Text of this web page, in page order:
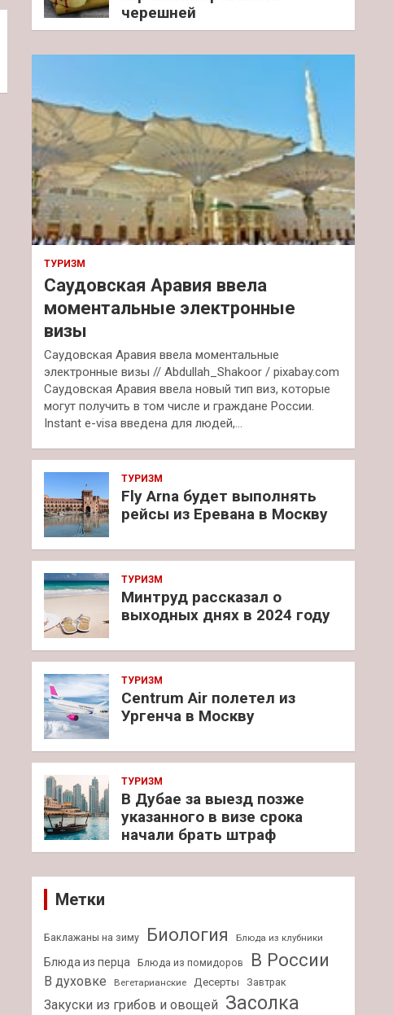
черешней
ТУРИЗМ
Саудовская Аравия ввела
моментальные электронные
визы
Саудовская Аравия ввела моментальные
электронные визы // Abdullah_Shakoor / pixabay.com
Саудовская Аравия ввела новый тип виз, которые
могут получить в том числе и граждане России.
Instant e-visa введена для людей,…
ТУРИЗМ
Fly Arna будет выполнять
рейсы из Еревана в Москву
ТУРИЗМ
Минтруд рассказал о
выходных днях в 2024 году
ТУРИЗМ
Centrum Air полетел из
Ургенча в Москву
ТУРИЗМ
В Дубае за выезд позже
указанного в визе срока
начали брать штраф
Метки
Баклажаны на зиму Биология Блюда из клубники
Блюда из перца Блюда из помидоров В России
В духовке Вегетарианские Десерты Завтрак
Закуски из грибов и овощей Засолка